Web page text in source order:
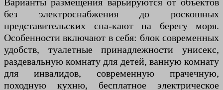
без электроснабжения до роскошных
представительских спа-кают на берегу моря.
Особенности включают в себя: блок современных
удобств, туалетные принадлежности унисекс,
раздевальную комнату для детей, ванную комнату
для инвалидов, современную прачечную,
походную кухню, бесплатное электрическое